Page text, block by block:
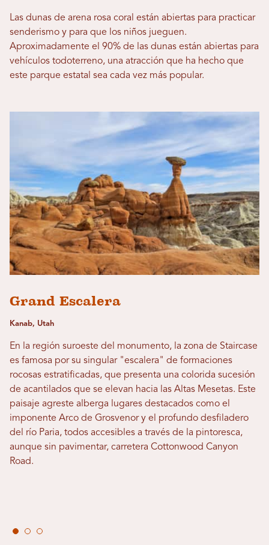
Las dunas de arena rosa coral están abiertas para practicar
senderismo y para que los niños jueguen.
Aproximadamente el 90% de las dunas están abiertas para
vehículos todoterreno, una atracción que ha hecho que
este parque estatal sea cada vez más popular.
Grand Escalera
Kanab, Utah
En la región suroeste del monumento, la zona de Staircase
es famosa por su singular "escalera" de formaciones
rocosas estratificadas, que presenta una colorida sucesión
de acantilados que se elevan hacia las Altas Mesetas. Este
paisaje agreste alberga lugares destacados como el
imponente Arco de Grosvenor y el profundo desfiladero
del río Paria, todos accesibles a través de la pintoresca,
aunque sin pavimentar, carretera Cottonwood Canyon
Road.